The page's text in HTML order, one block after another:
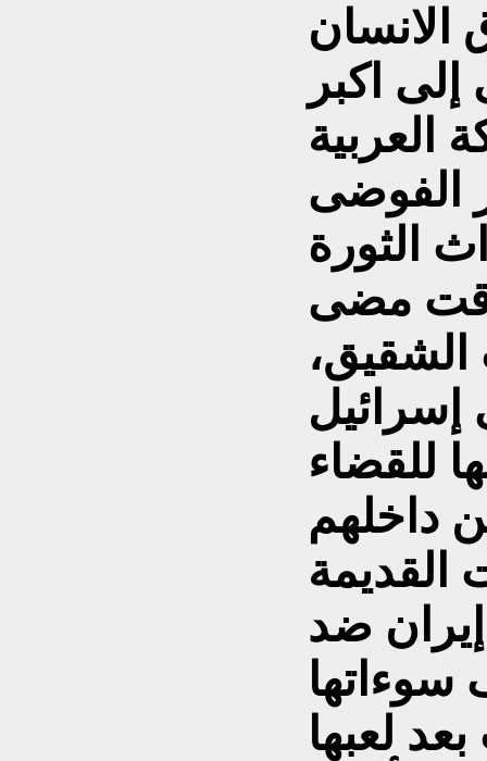
اكبر
العربية
الفوضى
الثورة
مضى
الشقيق،
إسرائيل
للقضاء
إيران ضد
لعبها